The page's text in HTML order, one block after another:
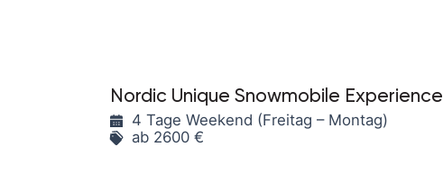
Nordic Unique Snowmobile Experience
4 Tage Weekend (Freitag – Montag)
ab 2600 €